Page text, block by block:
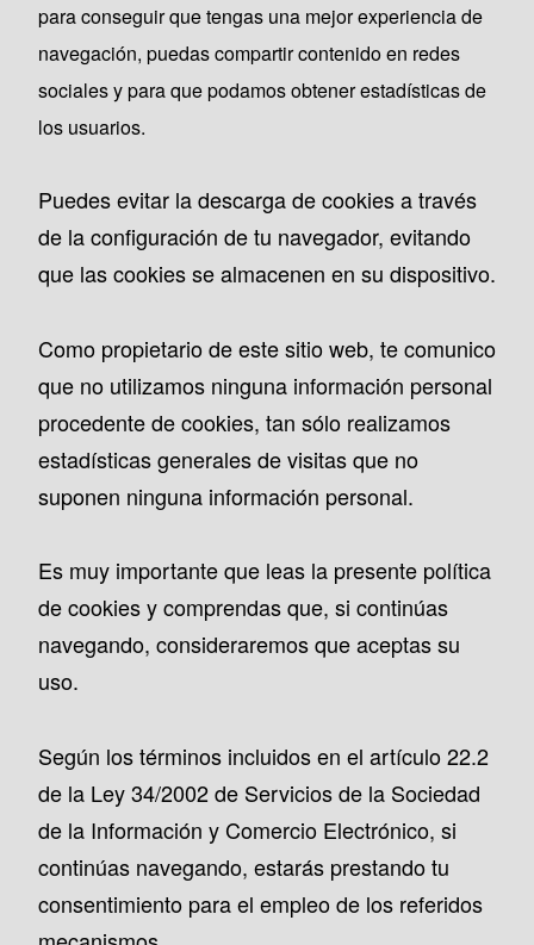
para conseguir que tengas una mejor experiencia de
navegación, puedas compartir contenido en redes
sociales y para que podamos obtener estadísticas de
los usuarios.
Puedes evitar la descarga de cookies a través
de la configuración de tu navegador, evitando
que las cookies se almacenen en su dispositivo.
Como propietario de este sitio web, te comunico
que no utilizamos ninguna información personal
procedente de cookies, tan sólo realizamos
estadísticas generales de visitas que no
suponen ninguna información personal.
Es muy importante que leas la presente política
de cookies y comprendas que, si continúas
navegando, consideraremos que aceptas su
uso.
Según los términos incluidos en el artículo 22.2
de la Ley 34/2002 de Servicios de la Sociedad
de la Información y Comercio Electrónico, si
continúas navegando, estarás prestando tu
consentimiento para el empleo de los referidos